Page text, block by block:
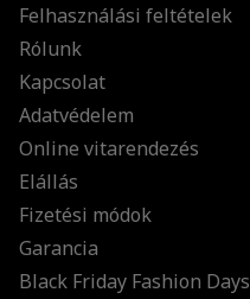
Felhasználási feltételek
Rólunk
Kapcsolat
Adatvédelem
Online vitarendezés
Elállás
Fizetési módok
Garancia
Black Friday Fashion Days